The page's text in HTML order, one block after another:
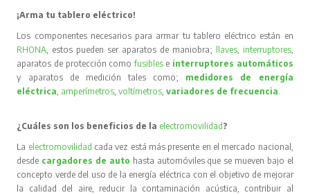
¡Arma tu tablero eléctrico!
Los componentes necesarios para armar tu tablero eléctrico están en
RHONA , estos pueden ser aparatos de maniobra; llaves, interruptores,
aparatos de protección comofusibles e interruptores automáticos
y aparatos de medición tales como; medidores de energía
eléctrica amperímetros ,voltímetros ,variadores de frecuencia
¿Cuáles son los beneficios de la electromovilidad?
La electromovilidad cada vez está más presente en el mercado nacional,
desde cargadores de auto hasta automóviles que se mueven bajo el
concepto verde del uso de la energía eléctrica con el objetivo de mejorar
la calidad del aire, reducir la contaminación acústica, contribuir al